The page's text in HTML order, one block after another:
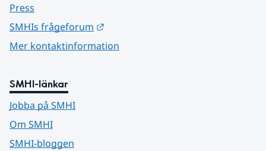
Press
SMHIs frågeforum
Mer kontaktinformation
SMHI-länkar
Jobba på SMHI
Om SMHI
SMHI-bloggen